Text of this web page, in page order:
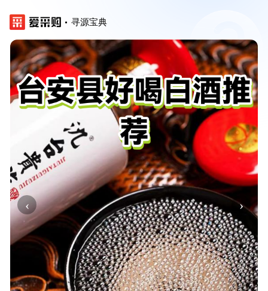
寻源宝典
‹ ›